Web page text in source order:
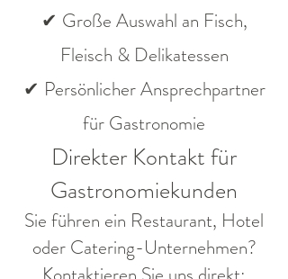
✔ Große Auswahl an Fisch,
Fleisch & Delikatessen
✔ Persönlicher Ansprechpartner
für Gastronomie
Direkter Kontakt für
Gastronomiekunden
Sie führen ein Restaurant, Hotel
oder Catering-Unternehmen?